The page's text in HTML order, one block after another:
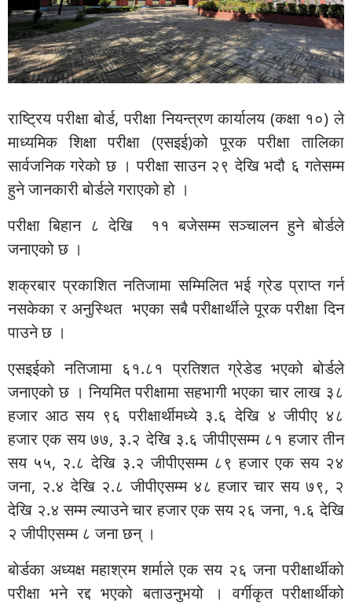
राष्ट्रिय परीक्षा बोर्ड, परीक्षा नियन्त्रण कार्यालय (कक्षा १०) ले
माध्यमिक शिक्षा परीक्षा (एसइई)को पूरक परीक्षा तालिका
सार्वजनिक गरेको छ । परीक्षा साउन २९ देखि भदौ ६ गतेसम्म
हुने जानकारी बोर्डले गराएको हो ।
परीक्षा बिहान ८ देखि ११ बजेसम्म सञ्चालन हुने बोर्डले
जनाएको छ ।
शक्रबार प्रकाशित नतिजामा सम्मिलित भई ग्रेड प्राप्त गर्न
नसकेका र अनुस्थित भएका सबै परीक्षार्थीले पूरक परीक्षा दिन
पाउने छ ।
एसइईको नतिजामा ६१.८१ प्रतिशत ग्रेडेड भएको बोर्डले
जनाएको छ । नियमित परीक्षामा सहभागी भएका चार लाख ३८
हजार आठ सय ९६ परीक्षार्थीमध्ये ३.६ देखि ४ जीपीए ४८
हजार एक सय ७७, ३.२ देखि ३.६ जीपीएसम्म ८१ हजार तीन
सय ५५, २.८ देखि ३.२ जीपीएसम्म ८९ हजार एक सय २४
जना, २.४ देखि २.८ जीपीएसम्म ४८ हजार चार सय ७९, २
देखि २.४ सम्म ल्याउने चार हजार एक सय २६ जना, १.६ देखि
२ जीपीएसम्म ८ जना छन् ।
बोर्डका अध्यक्ष महाश्रम शर्माले एक सय २६ जना परीक्षार्थीको
परीक्षा भने रद्द भएको बताउनुभयो । वर्गीकृत परीक्षार्थीको